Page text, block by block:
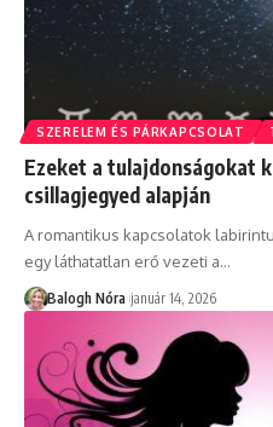
SZERELEM ÉS PÁRKAPCSOLAT
Ezeket a tulajdonságokat
csillagjegyed alapján
A romantikus kapcsolatok
egy láthatatlan erő vezeti a…
Balogh Nóra január 14, 2026